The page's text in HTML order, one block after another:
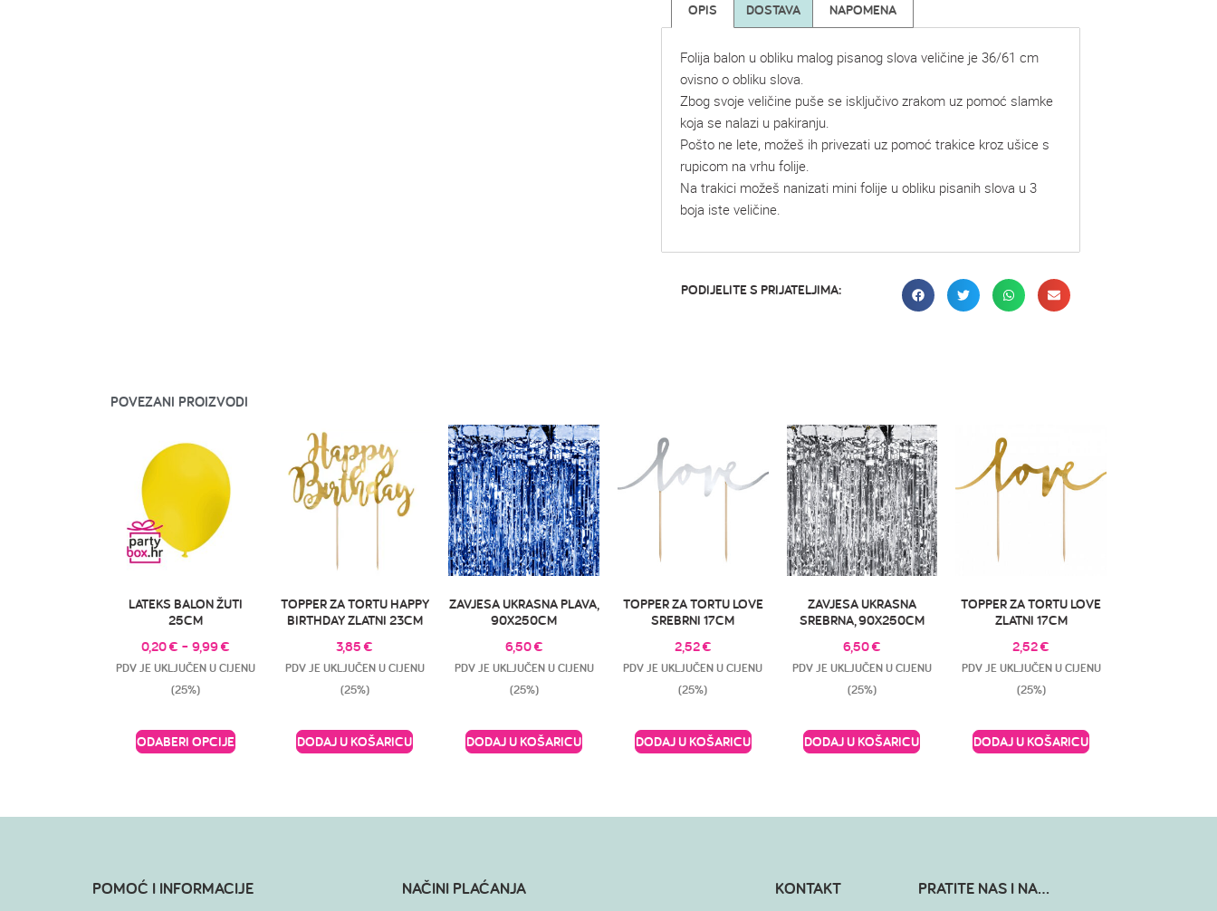
OPIS DOSTAVA NAPOMENA
Folija balon u obliku malog pisanog slova veličine je 36/61 cm
ovisno o obliku slova.
Zbog svoje veličine puše se isključivo zrakom uz pomoć slamke
koja se nalazi u pakiranju.
Pošto ne lete, možeš ih privezati uz pomoć trakice kroz ušice s
rupicom na vrhu folije.
Na trakici možeš nanizati mini folije u obliku pisanih slova u 3
boja iste veličine.
PODIJELITE S PRIJATELJIMA:
POVEZANI PROIZVODI
LATEKS BALON ŽUTI
25CM
0,20€ – 9,99€
PDV JE UKLJUČEN U CIJENU
(25%)
ODABERI OPCIJE
TOPPER ZA TORTU HAPPY
BIRTHDAY ZLATNI 23CM
3,85€
PDV JE UKLJUČEN U CIJENU
(25%)
DODAJ U KOŠARICU
ZAVJESA UKRASNA PLAVA,
90X250CM
6,50€
PDV JE UKLJUČEN U CIJENU
(25%)
DODAJ U KOŠARICU
TOPPER ZA TORTU LOVE
SREBRNI 17CM
2,52€
PDV JE UKLJUČEN U CIJENU
(25%)
DODAJ U KOŠARICU
ZAVJESA UKRASNA
SREBRNA, 90X250CM
6,50€
PDV JE UKLJUČEN U CIJENU
(25%)
DODAJ U KOŠARICU
TOPPER ZA TORTU LOVE
ZLATNI 17CM
2,52€
PDV JE UKLJUČEN U CIJENU
(25%)
DODAJ U KOŠARICU
POMOĆ I INFORMACIJE NAČINI PLAĆANJA KONTAKT PRATITE NAS I NA...